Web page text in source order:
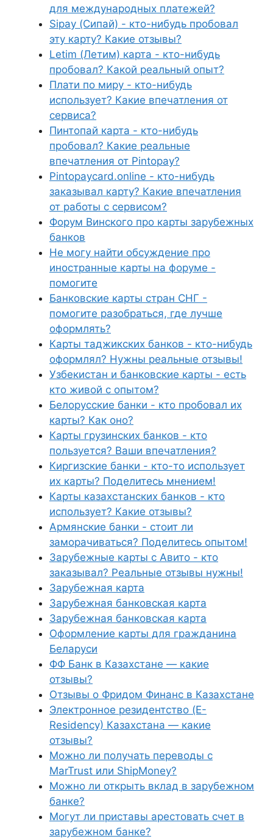
для международных платежей?
Sipay (Сипай) - кто-нибудь пробовал
эту карту? Какие отзывы?
Letim (Летим) карта - кто-нибудь
пробовал? Какой реальный опыт?
Плати по миру - кто-нибудь
использует? Какие впечатления от
сервиса?
Пинтопай карта - кто-нибудь
пробовал? Какие реальные
впечатления от Pintopay?
Pintopaycard.online - кто-нибудь
заказывал карту? Какие впечатления
от работы с сервисом?
Форум Винского про карты зарубежных
банков
Не могу найти обсуждение про
иностранные карты на форуме -
помогите
Банковские карты стран СНГ -
помогите разобраться, где лучше
оформлять?
Карты таджикских банков - кто-нибудь
оформлял? Нужны реальные отзывы!
Узбекистан и банковские карты - есть
кто живой с опытом?
Белорусские банки - кто пробовал их
карты? Как оно?
Карты грузинских банков - кто
пользуется? Ваши впечатления?
Киргизские банки - кто-то использует
их карты? Поделитесь мнением!
Карты казахстанских банков - кто
использует? Какие отзывы?
Армянские банки - стоит ли
заморачиваться? Поделитесь опытом!
Зарубежные карты с Авито - кто
заказывал? Реальные отзывы нужны!
Зарубежная карта
Зарубежная банковская карта
Зарубежная банковская карта
Оформление карты для гражданина
Беларуси
ФФ Банк в Казахстане — какие
отзывы?
Отзывы о Фридом Финанс в Казахстане
Электронное резидентство (E-
Residency) Казахстана — какие
отзывы?
Можно ли получать переводы с
MarTrust или ShipMoney?
Можно ли открыть вклад в зарубежном
банке?
Могут ли приставы арестовать счет в
зарубежном банке?